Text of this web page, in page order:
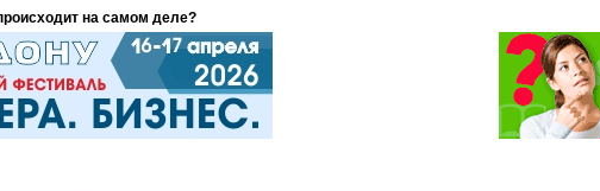
на самом деле?